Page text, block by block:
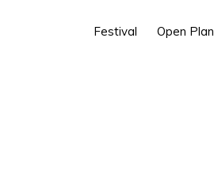
Festival Open Plan